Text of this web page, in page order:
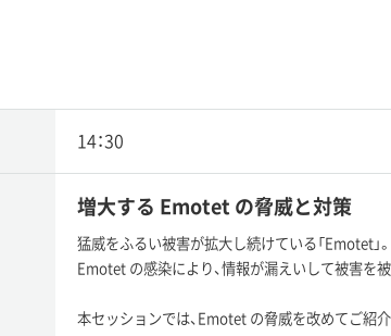
14：30
増大する Emotet の脅威と対策
猛威をふるい被害が拡大し続けている「Emotet」
Emotet の感染により、情報が漏えいして被害を
本セッションでは、Emotet の脅威を改めてご紹